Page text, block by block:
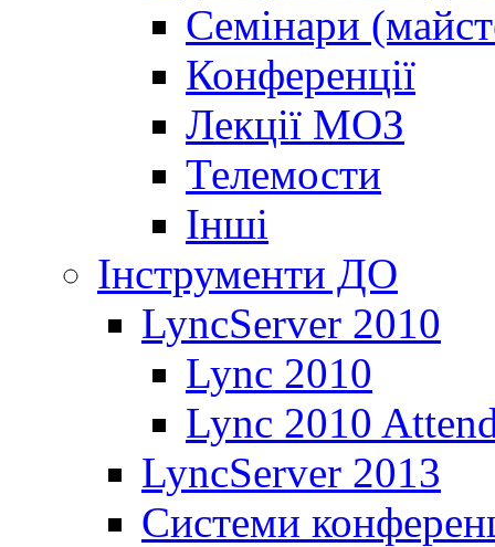
Семінари
Конференції
Лекції МОЗ
Телемости
Інші
Інструменти ДО
LyncServer 2010
Lync 2010
Lync 2010
LyncServer 2013
Системи